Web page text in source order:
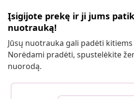
Įsigijote prekę ir ji jums
nuotrauką!
Jūsų nuotrauka gali padėti
Norėdami pradėti, spustelėkite
nuorodą.